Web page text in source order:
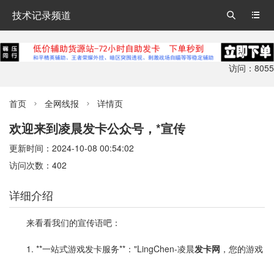
技术记录频道 

访问：8055
首页  全网线报  详情页
欢迎来到凌晨发卡公众号，*宣传
更新时间：2024-10-08 00:54:02
访问次数：402
详细介绍
来看看我们的宣传语吧：
1. **一站式游戏发卡服务**："LingChen-凌晨发卡网 ，您的游戏